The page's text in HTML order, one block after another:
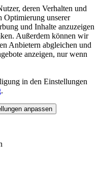
deren Verhalten und
Optimierung unserer
und Inhalte anzuzeigen
Außerdem können wir
Anbietern abgleichen und
anzeigen, nur wenn
in den Einstellungen
.
anpassen